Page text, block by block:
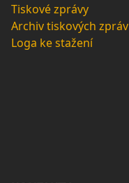
Tiskové zprávy
Archiv tiskových zpráv
Loga ke stažení